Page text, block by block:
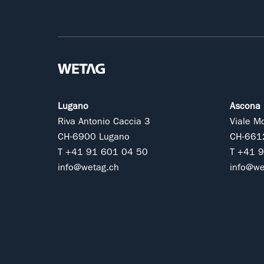
Lugano
Riva Antonio Caccia 3
CH-6900 Lugano
T +41 91 601 04 50
info@wetag.ch
Ascona
Viale
CH-
T +41